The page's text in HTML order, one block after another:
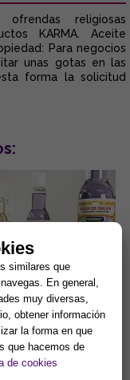
religiosas
KARMA. Aceite
Para negocios
unas gotas en las
forma la solicitud
SALVIA 200 ml.
Y
uso tópico. ...
similares que
En general,
muy diversas,
obtener información
la forma en que
que hacemos de
de cookies